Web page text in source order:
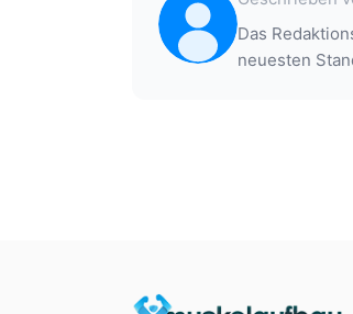
Das
neuesten